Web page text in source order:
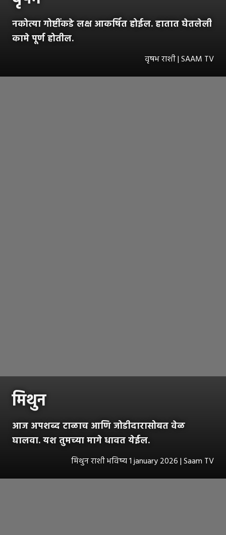
नकोत्या गोष्टींकडे लक्ष आकर्षित होईल. हातात घेतलेली
कामे पूर्ण होतील.
वृषभ राशी | SAAM TV
मिथुन
आज अपशब्द टाळाच आणि जोडीदारासोबत वेळ
घालवा. यश तुमच्या मागे धावत येईल.
मिथुन राशी भविष्य 1 january 2026 | Saam TV